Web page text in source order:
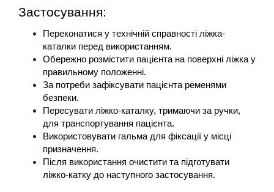
Застосування:
Переконатися у технічній справності ліжка-
каталки перед використанням.
Обережно розмістити пацієнта на поверхні ліжка у
правильному положенні.
За потреби зафіксувати пацієнта ременями
безпеки.
Пересувати ліжко-каталку, тримаючи за ручки,
для транспортування пацієнта.
Використовувати гальма для фіксації у місці
призначення.
Після використання очистити та підготувати
ліжко-катку до наступного застосування.